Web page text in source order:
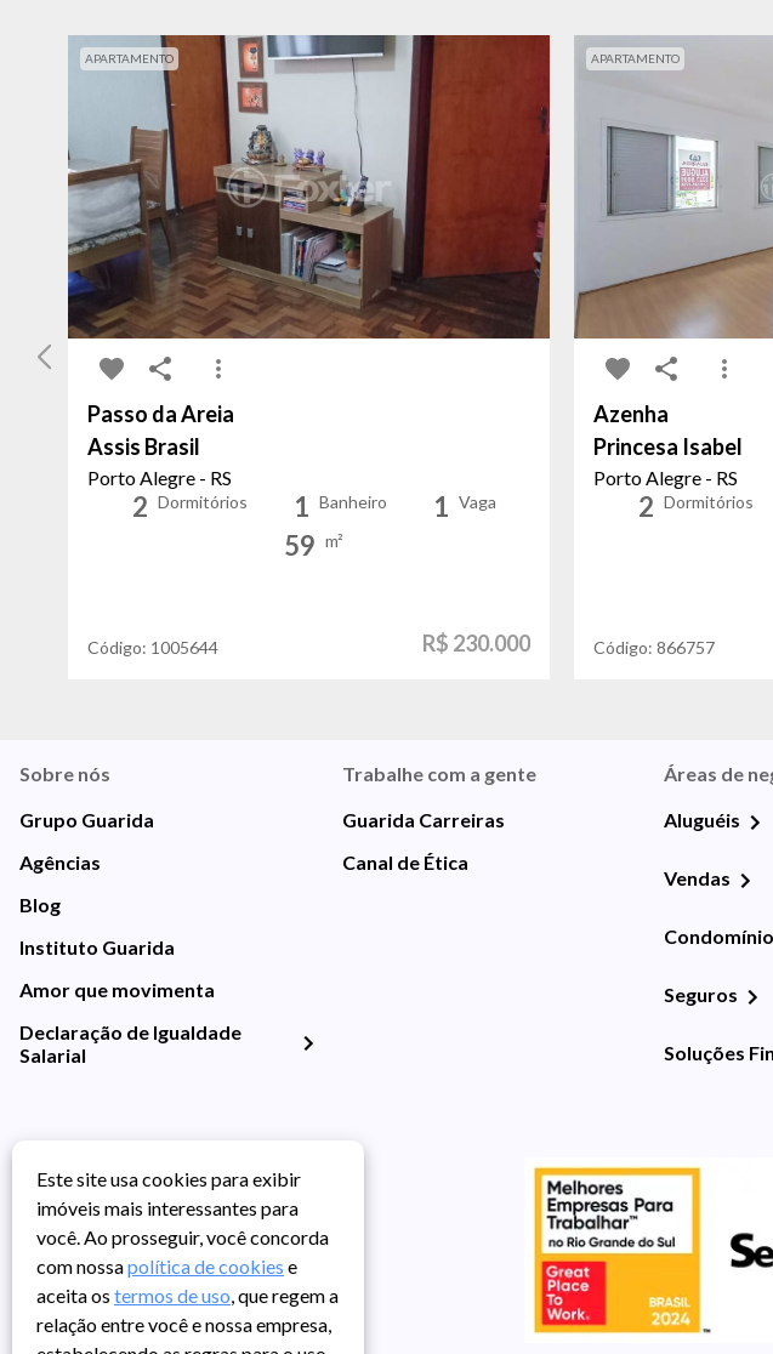
APARTAMENTO
Passo da Areia
Assis Brasil
Porto Alegre - RS
2 Dormitórios 1 Banheiro 1 Vaga
59 m²
Código: 1005644 R$ 230.000
APARTAMENTO
Azenha
Princesa Isabel
Porto Alegre - RS
2 Dormitórios
Código:866757
Sobre nós
Grupo Guarida
Agências
Blog
Instituto Guarida
Amor que movimenta
Declaração de Igualdade
Salarial
Trabalhe com a gente
Guarida Carreiras
Canal de Ética
Áreas de
Aluguéis
Vendas
Seguros
Soluções
Este site usa cookies para exibir
imóveis mais interessantes para
você. Ao prosseguir, você concorda
com nossapolítica de cookies e
aceita os termos de uso, que regem a
relação entre você e nossa empresa,